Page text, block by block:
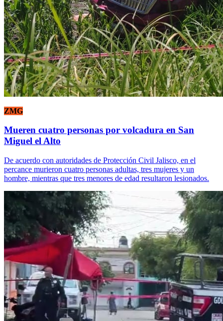
ZMG
Mueren cuatro personas por volcadura en San
Miguel el Alto
De acuerdo con autoridades de Protección Civil Jalisco, en el
percance murieron cuatro personas adultas, tres mujeres y un
hombre, mientras que tres menores de edad resultaron lesionados.